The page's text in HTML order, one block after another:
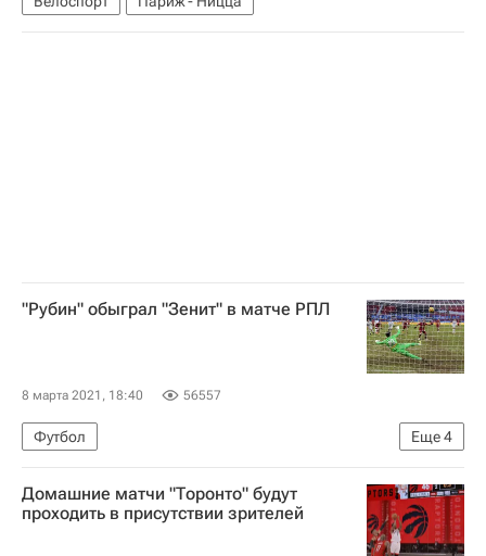
"Рубин" обыграл "Зенит" в матче РПЛ
8 марта 2021, 18:40 56557
Еще4
Футбол
РПЛ 2026-2027 (Чемпионат России по футболу)
Рубин
Зенит Артём Дзюба
Домашние матчи "Торонто" будут
проходить в присутствии зрителей